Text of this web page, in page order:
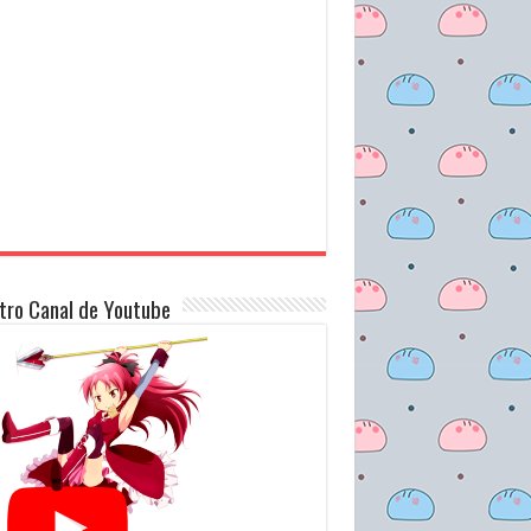
Canal de Youtube